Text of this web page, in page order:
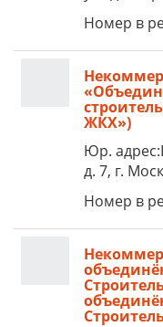
Номер в
ЖКХ»)
Юр.
д. 7, г.
Номер в